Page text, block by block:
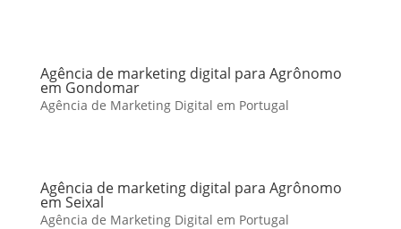
Agência de marketing digital para Agrônomo
em Gondomar
Agência de Marketing Digital em Portugal
Agência de marketing digital para Agrônomo
em Seixal
Agência de Marketing Digital em Portugal